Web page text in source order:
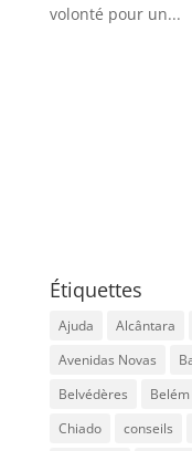
volonté pour un...
Étiquettes
Ajuda Alcântara
Avenidas Novas
Belvédères
Belém
Chiado
conseils